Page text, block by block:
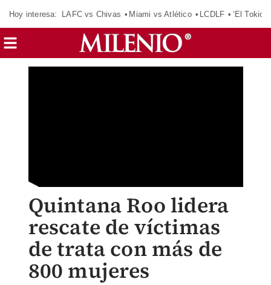
Hoy interesa: LAFC vs Chivas Miami vs Atlético LCDLF ‘El Tokio’
Quintana Roo lidera
rescate de víctimas
de trata con más de
800 mujeres